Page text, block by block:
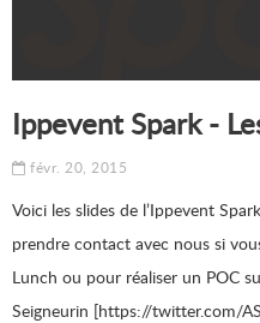
Ippevent Spark -
févr. 20, 2015
Voici les slides de l’Ippevent
prendre contact avec nous si
Lunch ou pour réaliser un POC
Seigneurin [https://twitter.com/